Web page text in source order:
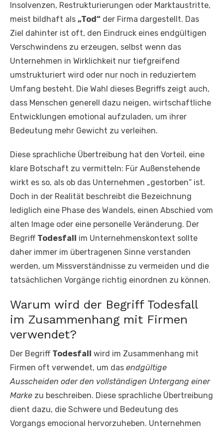
Insolvenzen, Restrukturierungen oder Marktaustritte,
meist bildhaft als „Tod“ der Firma dargestellt. Das
Ziel dahinter ist oft, den Eindruck eines endgültigen
Verschwindens zu erzeugen, selbst wenn das
Unternehmen in Wirklichkeit nur tiefgreifend
umstrukturiert wird oder nur noch in reduziertem
Umfang besteht. Die Wahl dieses Begriffs zeigt auch,
dass Menschen generell dazu neigen, wirtschaftliche
Entwicklungen emotional aufzuladen, um ihrer
Bedeutung mehr Gewicht zu verleihen.
Diese sprachliche Übertreibung hat den Vorteil, eine
klare Botschaft zu vermitteln: Für Außenstehende
wirkt es so, als ob das Unternehmen „gestorben“ ist.
Doch in der Realität beschreibt die Bezeichnung
lediglich eine Phase des Wandels, einen Abschied vom
alten Image oder eine personelle Veränderung. Der
Begriff Todesfall im Unternehmenskontext sollte
daher immer im übertragenen Sinne verstanden
werden, um Missverständnisse zu vermeiden und die
tatsächlichen Vorgänge richtig einordnen zu können.
Warum wird der Begriff Todesfall
im Zusammenhang mit Firmen
verwendet?
Der Begriff Todesfall wird im Zusammenhang mit
Firmen oft verwendet, um das endgültige
Ausscheiden oder den vollständigen Untergang einer
Marke zu beschreiben. Diese sprachliche Übertreibung
dient dazu, die Schwere und Bedeutung des
Vorgangs emocional hervorzuheben. Unternehmen